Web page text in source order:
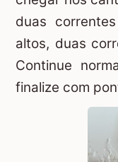
duas
altos, duas
Continue
finalize com